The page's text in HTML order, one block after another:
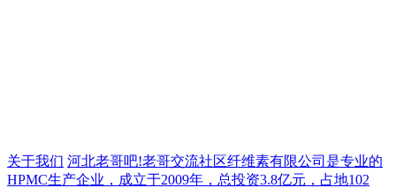
关于我们 河北老哥吧!老哥交流社区纤维素有限公司是专业的
HPMC生产企业，成立于2009年，总投资3.8亿元，占地102